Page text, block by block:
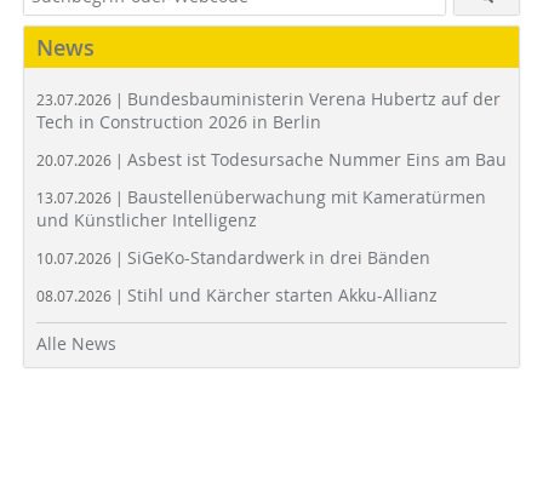
News
23.07.2026 | Bundesbauministerin Verena Hubertz auf der
Tech in Construction 2026 in Berlin
20.07.2026 | Asbest ist Todesursache Nummer Eins am Bau
13.07.2026 | Baustellenüberwachung mit Kameratürmen
und Künstlicher Intelligenz
10.07.2026 | SiGeKo-Standardwerk in drei Bänden
08.07.2026 | Stihl und Kärcher starten Akku-Allianz
Alle News